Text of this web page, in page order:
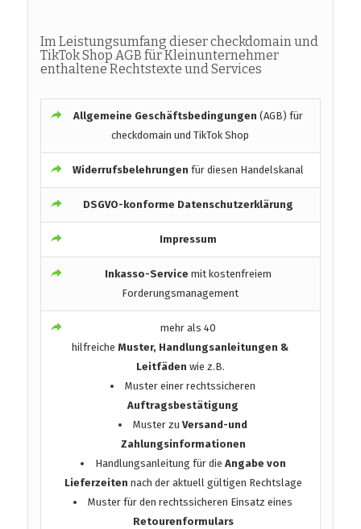
Im Leistungsumfang dieser checkdomain und
TikTok Shop AGB für Kleinunternehmer
enthaltene Rechtstexte und Services
Allgemeine Geschäftsbedingungen (AGB) für
checkdomain und TikTok Shop
Widerrufsbelehrungenfür diesen Handelskanal
DSGVO-konforme Datenschutzerklärung
Impressum
Inkasso-Service mit kostenfreiem
Forderungsmanagement
mehr als 40
hilfreicheMuster, Handlungsanleitungen &
Leitfäden wie z.B.
Muster einer rechtssicheren
Auftragsbestätigung
Muster zuVersand-und
Zahlungsinformationen
Handlungsanleitung für die Angabe von
Lieferzeiten nach der aktuell gültigen Rechtslage
Muster für den rechtssicheren Einsatz eines
Retourenformulars